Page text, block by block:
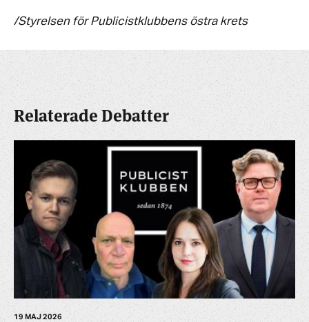
/Styrelsen för Publicistklubbens östra krets
Relaterade Debatter
19 MAJ 2026